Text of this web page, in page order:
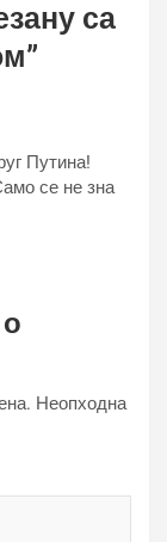
са
”
Путина!
се не зна
Неопходна